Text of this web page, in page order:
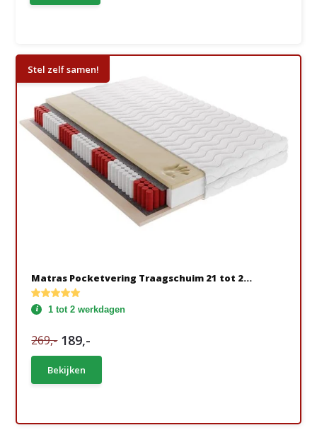
Stel zelf samen!
Matras Pocketvering Traagschuim 21 tot 2...
1 tot 2 werkdagen
269,- 189,-
Bekijken